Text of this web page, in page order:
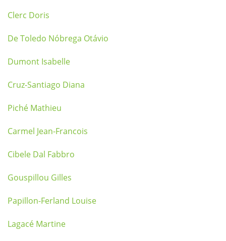
Clerc Doris
De Toledo Nóbrega Otávio
Dumont Isabelle
Cruz-Santiago Diana
Piché Mathieu
Carmel Jean-Francois
Cibele Dal Fabbro
Gouspillou Gilles
Papillon-Ferland Louise
Lagacé Martine